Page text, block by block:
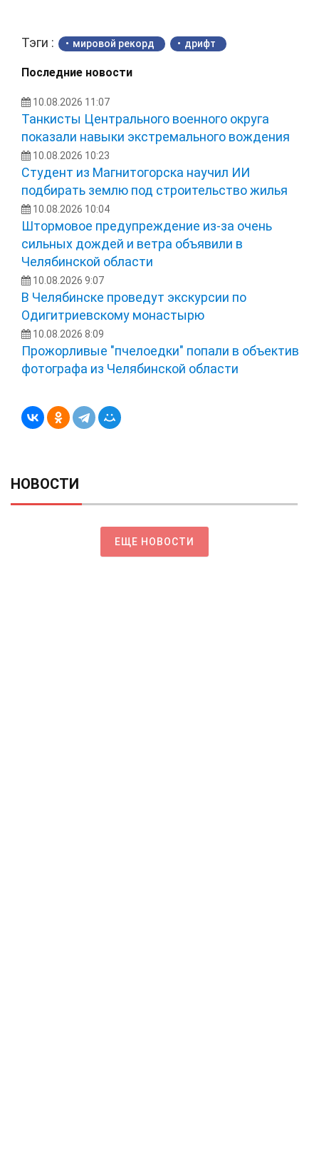
Тэги : мировой рекорд дрифт
Последние новости
10.08.2026 11:07
Танкисты Центрального военного округа
показали навыки экстремального вождения
10.08.2026 10:23
Студент из Магнитогорска научил ИИ
подбирать землю под строительство жилья
10.08.2026 10:04
Штормовое предупреждение из-за очень
сильных дождей и ветра объявили в
Челябинской области
10.08.2026 9:07
В Челябинске проведут экскурсии по
Одигитриевскому монастырю
10.08.2026 8:09
Прожорливые "пчелоедки" попали в объектив
фотографа из Челябинской области
НОВОСТИ
ЕЩЕ НОВОСТИ